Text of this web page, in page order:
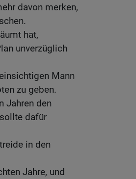
davon merken,
hat,
unverzüglich
Mann
zu geben.
Jahren den
dafür
in den
Jahre, und